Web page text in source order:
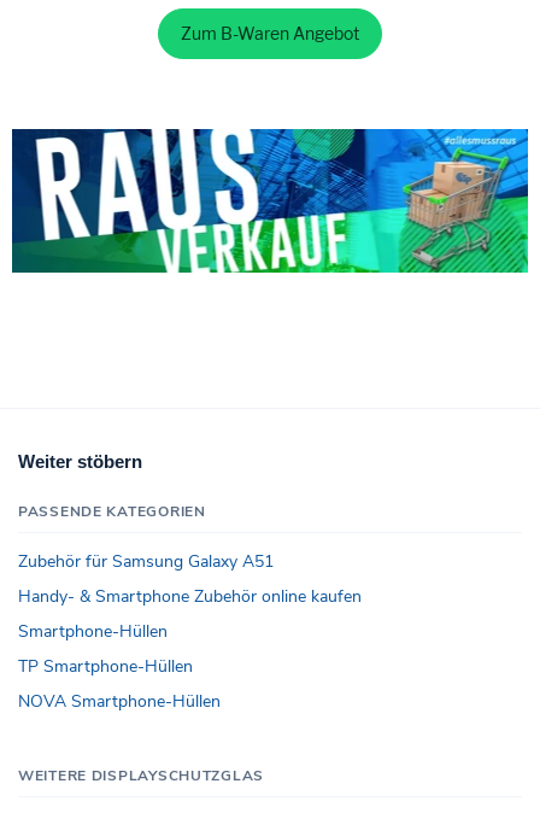
Zum B-Waren Angebot
Weiter stöbern
PASSENDE KATEGORIEN
Zubehör für Samsung Galaxy A51
Handy- & Smartphone Zubehör online kaufen
Smartphone-Hüllen
TP Smartphone-Hüllen
NOVA Smartphone-Hüllen
WEITERE DISPLAYSCHUTZGLAS